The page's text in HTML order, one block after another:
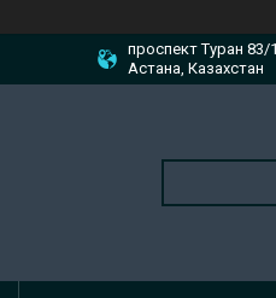
проспект Туран 83/
Астана, Казахстан